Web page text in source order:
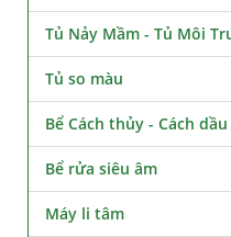
Tủ Nảy Mầm - Tủ Môi
Tủ so màu
Bể Cách thủy - Cách
Bể rửa siêu âm
Máy li tâm